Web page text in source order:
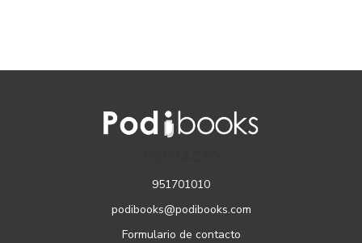
951701010
podibooks@podibooks.com
Formulario de contacto